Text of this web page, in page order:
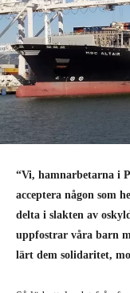
“Vi, hamnarbetarna i
acceptera någon som
delta i slakten av
uppfostrar våra barn
lärt dem solidaritet,